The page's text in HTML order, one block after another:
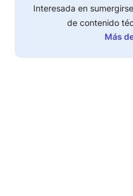
Interesada en
de contenido
Más